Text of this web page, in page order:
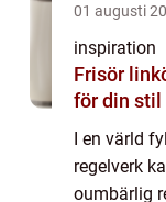
01 augusti
inspiration
Frisör linköping så hittar
för din stil
I en värld
regelverk
oumbärlig